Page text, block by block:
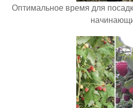
Оптимальное время для